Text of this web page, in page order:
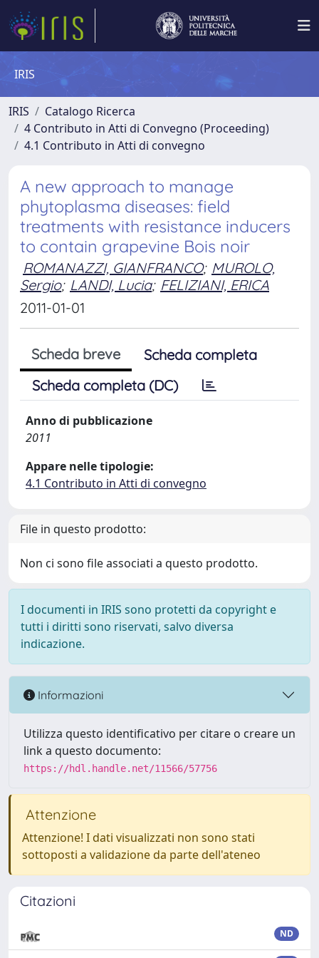
IRIS
IRIS
Catalogo Ricerca
4 Contributo in Atti di Convegno (Proceeding)
4.1 Contributo in Atti di convegno
A new approach to manage
phytoplasma diseases: field
treatments with resistance inducers
to contain grapevine Bois noir
ROMANAZZI, GIANFRANCO; MUROLO,
Sergio; LANDI, Lucia; FELIZIANI, ERICA
2011-01-01
Scheda breve
Scheda completa
Scheda completa (DC)
Anno di pubblicazione
2011
Appare nelle tipologie:
4.1 Contributo in Atti di convegno
File in questo prodotto:
Non ci sono file associati a questo prodotto.
I documenti in IRIS sono protetti da copyright e
tutti i diritti sono riservati, salvo diversa
indicazione.
Informazioni
Utilizza questo identificativo per citare o creare un
link a questo documento:
https://hdl.handle.net/11566/57756
Attenzione
Attenzione! I dati visualizzati non sono stati
sottoposti a validazione da parte dell'ateneo
Citazioni
ND